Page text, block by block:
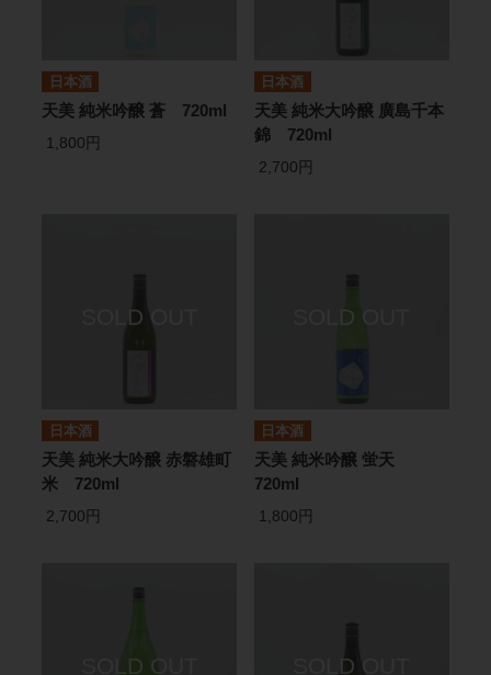
日本酒
天美 純米吟醸 蒼 720ml
1,800円
日本酒
天美 純米大吟醸 廣島千本
錦 720ml
2,700円
日本酒
天美 純米大吟醸 赤磐雄町
米 720ml
2,700円
日本酒
天美 純米吟醸 蛍天
720ml
1,800円